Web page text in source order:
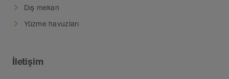
Dış mekan
Yüzme havuzları
İletişim